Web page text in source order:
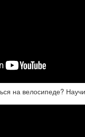
на велосипеде?